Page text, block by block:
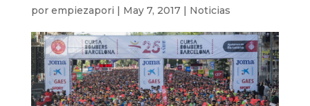
por empiezapori | May 7, 2017| Noticias